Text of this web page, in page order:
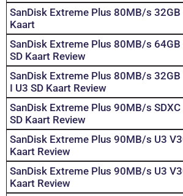
SanDisk Extreme Plus 80MB/s 32GB
Kaart
SanDisk Extreme Plus 80MB/s 64GB
SD Kaart Review
SanDisk Extreme Plus 80MB/s 32GB
I U3 SD Kaart Review
SanDisk Extreme Plus 90MB/s SDXC
SD Kaart Review
SanDisk Extreme Plus 90MB/s U3
Kaart Review
SanDisk Extreme Plus 90MB/s U3
Kaart Review